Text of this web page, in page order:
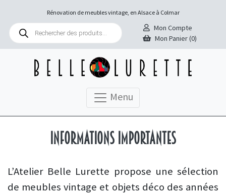
Rénovation de meubles vintage, en Alsace à Colmar
Recherche
produits
Mon Compte
Mon Panier (0)
Menu
Informations importantes
L’Atelier Belle Lurette propose une sélection
de meubles vintage et objets déco des années